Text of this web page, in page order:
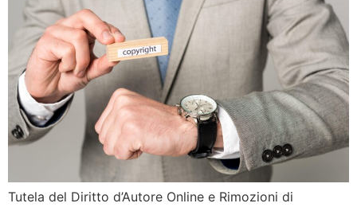
Tutela del Diritto d’Autore Online e Rimozioni di